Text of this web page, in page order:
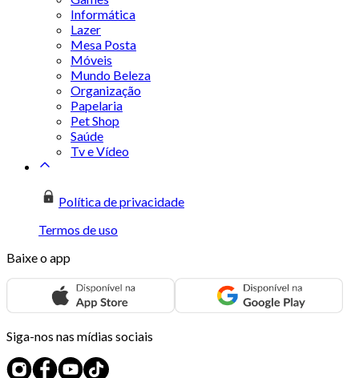
Informática
Lazer
Mesa Posta
Móveis
Mundo Beleza
Organização
Papelaria
Pet Shop
Saúde
Tv e Vídeo
Política de privacidade
Termos de uso
Baixe o app
Siga-nos nas mídias sociais